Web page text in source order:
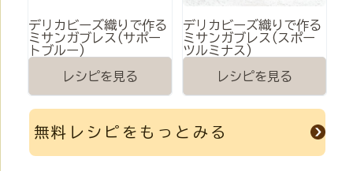
デリカビーズ織りで作る
ミサンガブレス(サポー
トブルー)
レシピを見る
デリカビーズ織りで作る
ミサンガブレス(スポー
ツルミナス)
レシピを見る
無料レシピをもっとみる